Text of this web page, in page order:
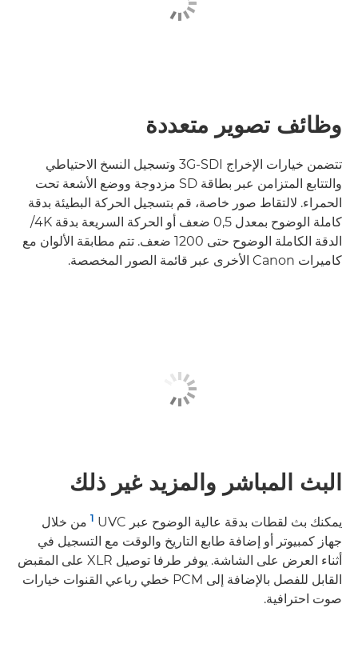
وظائف تصوير متعددة
تتضمن خيارات الإخراج 3G-SDI وتسجيل النسخ الاحتياطي
والتتابع المتزامن عبر بطاقة SD مزدوجة ووضع الأشعة تحت
الحمراء. لالتقاط صور خاصة، قم بتسجيل الحركة البطيئة بدقة
كاملة الوضوح بمعدل 0,5 ضعف أو الحركة السريعة بدقة 4K/
الدقة الكاملة الوضوح حتى 1200 ضعف. تتم مطابقة الألوان مع
كاميرات Canon الأخرى عبر قائمة الصور المخصصة.
البث المباشر والمزيد غير ذلك
يمكنك بث لقطات بدقة عالية الوضوح عبر UVC ‏ 1 من خلال
جهاز كمبيوتر أو إضافة طابع التاريخ والوقت مع التسجيل في
أثناء العرض على الشاشة. يوفر طرفا توصيل XLR على المقبض
القابل للفصل بالإضافة إلى PCM خطي رباعي القنوات خيارات
صوت احترافية.